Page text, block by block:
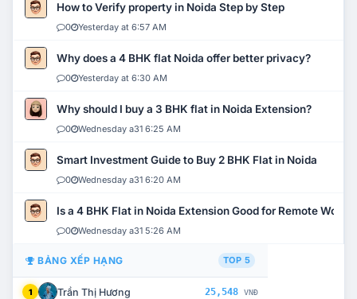
How to Verify property in Noida Step by Step
0 Yesterday at 6:57 AM
Why does a 4 BHK flat Noida offer better privacy?
0 Yesterday at 6:30 AM
Why should I buy a 3 BHK flat in Noida Extension?
0 Wednesday a31 6:25 AM
Smart Investment Guide to Buy 2 BHK Flat in Noida
0 Wednesday a31 6:20 AM
Is a 4 BHK Flat in Noida Extension Good for Remote Work?
0 Wednesday a31 5:26 AM
BẢNG XẾP HẠNG TOP 5
1 Trần Thị Hương 25,548 VNĐ